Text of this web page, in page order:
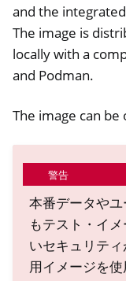
navigation of
navigation of
and the
The image is
locally with a
and Podman.
The image can
警告
本番データや
もテスト・イ
いセキュリテ
用イメージを使